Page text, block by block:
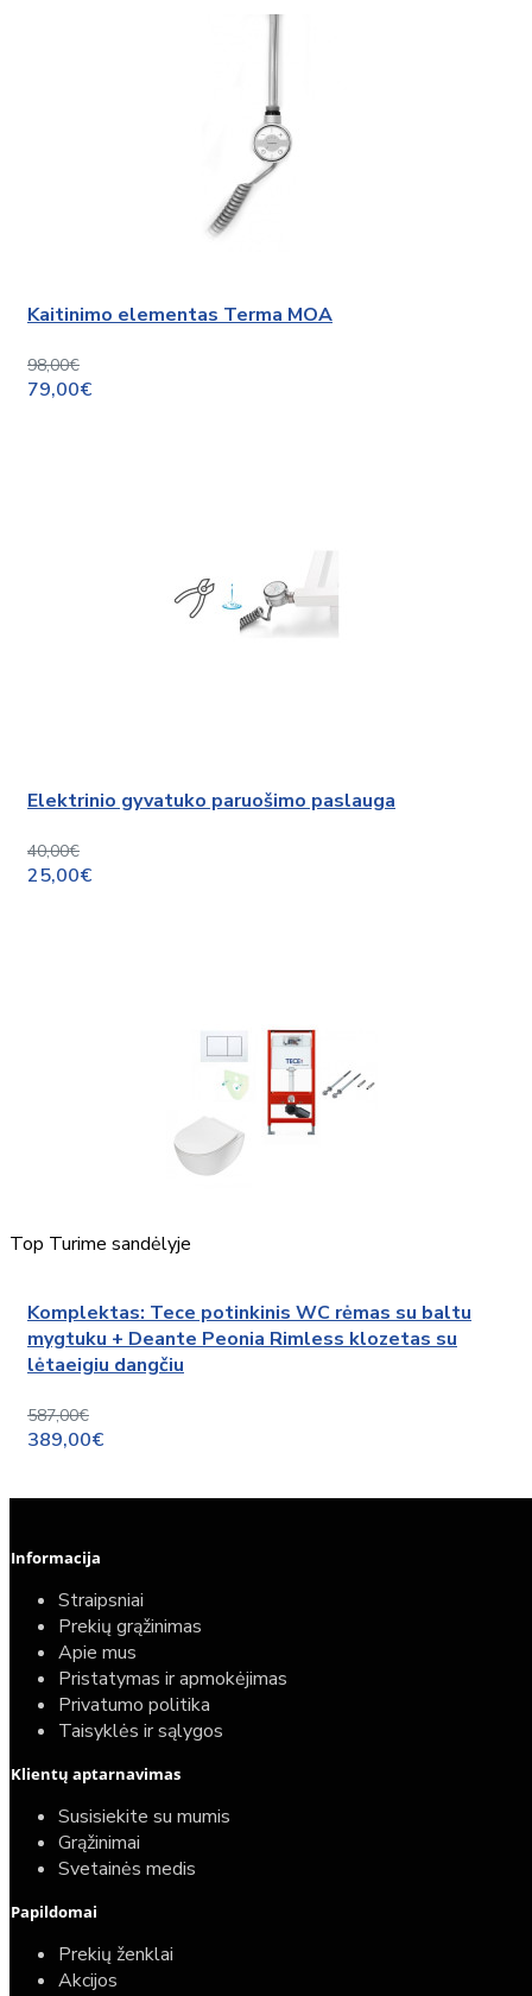
Kaitinimo elementas Terma MOA
98,00€
79,00€
Elektrinio gyvatuko paruošimo paslauga
40,00€
25,00€
Top Turime sandėlyje
Komplektas: Tece potinkinis WC rėmas su baltu
mygtuku + Deante Peonia Rimless klozetas su
lėtaeigiu dangčiu
587,00€
389,00€
Informacija
Straipsniai
Prekių grąžinimas
Apie mus
Pristatymas ir apmokėjimas
Privatumo politika
Taisyklės ir sąlygos
Klientų aptarnavimas
Susisiekite su mumis
Grąžinimai
Svetainės medis
Papildomai
Prekių ženklai
Akcijos